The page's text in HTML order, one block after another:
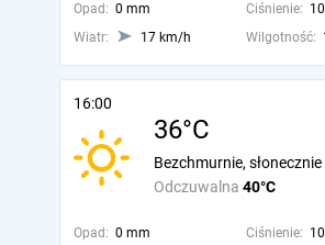
Opad: 0 mm Ciśnienie:
Wiatr:
17 km/h Wilgotność:
16:00
36°C
Odczuwalna 40°C
Bezchmurnie, słonecznie
Opad: 0 mm Ciśnienie: